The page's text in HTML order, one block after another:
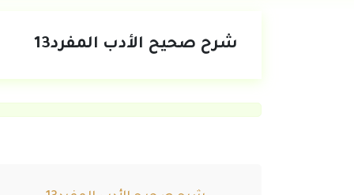
شرح صحيح الأدب المفرد13